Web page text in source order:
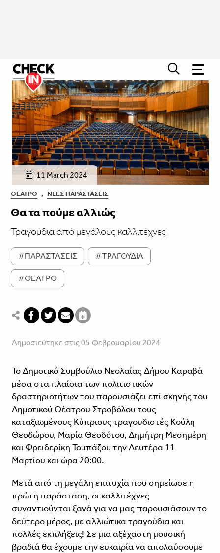
11 March 2024
ΘΈΑΤΡΟ , ΝΈΕΣ ΠΑΡΑΣΤΆΣΕΙΣ
Θα τα πούμε αλλιώς
Τραγούδια από μεγάλους καλλιτέχνες
#ΠΑΡΑΣΤΑΣΕΙΣ #ΤΡΑΓΟΥΔΙΑ
#ΘΕΑΤΡΟ
Δημοσιεύτηκε στις 05 Φεβρουαρίου 2024
Το Δημοτικό Συμβούλιο Νεολαίας Δήμου Καραβά
μέσα στα πλαίσια των πολιτιστικών
δραστηριοτήτων του παρουσιάζει επί σκηνής του
Δημοτικού Θέατρου Στροβόλου τους
καταξιωμένους Κύπριους τραγουδιστές Κούλη
Θεοδώρου, Μαρία Θεοδότου, Δημήτρη Μεσημέρη
και Φρειδερίκη Τομπάζου την Δευτέρα 11
Μαρτίου και ώρα 20:00.
Μετά από τη μεγάλη επιτυχία που σημείωσε η
πρώτη παράσταση, οι καλλιτέχνες
συναντιούνται ξανά για να μας παρουσιάσουν το
δεύτερο μέρος, με αλλιώτικα τραγούδια και
πολλές εκπλήξεις! Σε μια αξέχαστη μουσική
βραδιά θα έχουμε την ευκαιρία να απολαύσουμε